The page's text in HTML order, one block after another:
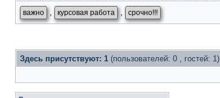
важно курсовая работа срочно!!!
Здесь присутствуют: 1 (пользователей: 0 , гостей: 1)